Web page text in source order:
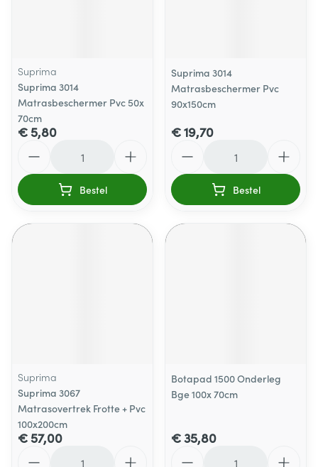
Suprima
Suprima 3014
Matrasbeschermer Pvc 50x
70cm
€ 5,80
Bestel
Suprima 3014
Matrasbeschermer Pvc
90x150cm
€ 19,70
Bestel
Suprima
Suprima 3067
Matrasovertrek Frotte + Pvc
100x200cm
€ 57,00
Botapad 1500 Onderleg
Bge 100x 70cm
€ 35,80